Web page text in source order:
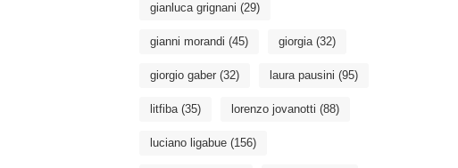
gianluca grignani (29)
gianni morandi (45) giorgia(32)
giorgio gaber (32) laura pausini (95)
litfiba(35) lorenzo jovanotti (88)
luciano ligabue (156)